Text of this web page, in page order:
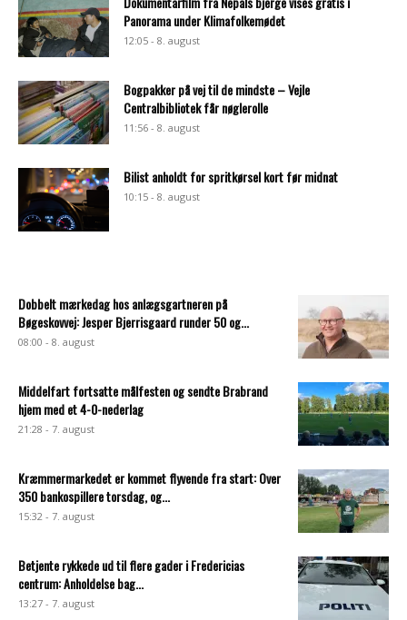
Panorama under Klimafolkemødet
12:05 - 8. august
Bogpakker på vej til de mindste – Vejle
Centralbibliotek får nøglerolle
11:56 - 8. august
Bilist anholdt for spritkørsel kort før midnat
10:15 - 8. august
Dobbelt mærkedag hos anlægsgartneren på
Bøgeskovvej: Jesper Bjerrisgaard runder 50 og...
08:00 - 8. august
Middelfart fortsatte målfesten og sendte Brabrand
hjem med et 4-0-nederlag
21:28 - 7. august
Kræmmermarkedet er kommet flyvende fra start: Over
350 bankospillere torsdag, og...
15:32 - 7. august
Betjente rykkede ud til flere gader i Fredericias
centrum: Anholdelse bag...
13:27 - 7. august